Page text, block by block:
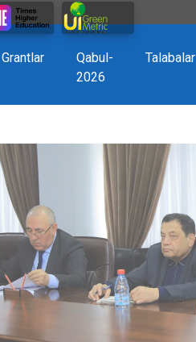
Grantlar
Qabul-
2026
Talabalar